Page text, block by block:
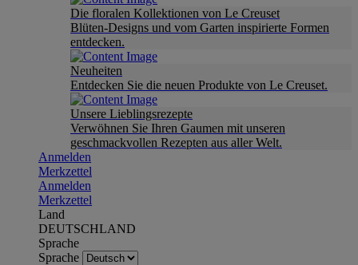
Die floralen Kollektionen von Le Creuset
Blüten-Designs und vom Garten inspirierte Formen
entdecken.
Neuheiten
Entdecken Sie die neuen Produkte von Le Creuset.
Unsere Lieblingsrezepte
Verwöhnen Sie Ihren Gaumen mit unseren
geschmackvollen Rezepten aus aller Welt.
Anmelden
Merkzettel
Anmelden
Merkzettel
Land
DEUTSCHLAND
Sprache
Sprache